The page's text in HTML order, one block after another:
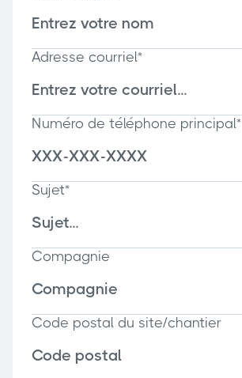
Adresse courriel*
Numéro de téléphone principal*
Sujet*
Compagnie
Code postal du site/chantier